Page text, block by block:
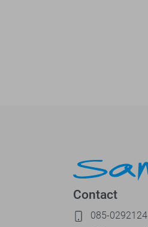
Contact
085-0292124